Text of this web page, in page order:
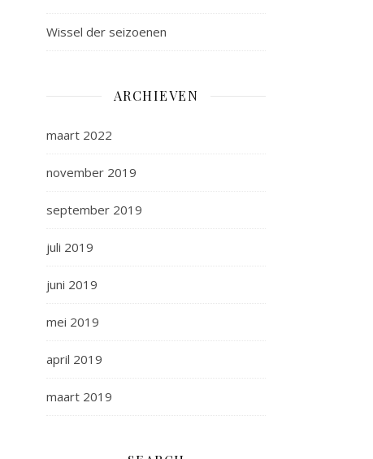
Wissel der seizoenen
ARCHIEVEN
maart 2022
november 2019
september 2019
juli 2019
juni 2019
mei 2019
april 2019
maart 2019